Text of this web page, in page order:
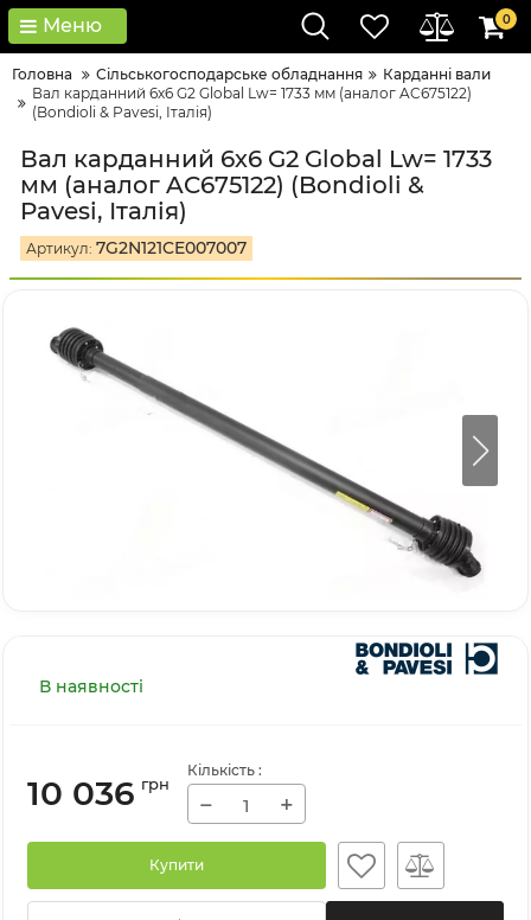
Меню 0
Головна Сільськогосподарське обладнання
Карданні вали
Вал карданний 6х6 G2 Global Lw= 1733 мм (аналог AC675122)
(Bondioli & Pavesi, Італія)
Вал карданний 6х6 G2 Global Lw= 1733
мм (аналог AC675122) (Bondioli &
Pavesi, Італія)
Артикул: 7G2N121CE007007
В наявності
10 036 грн
Кількість :
− +
Купити